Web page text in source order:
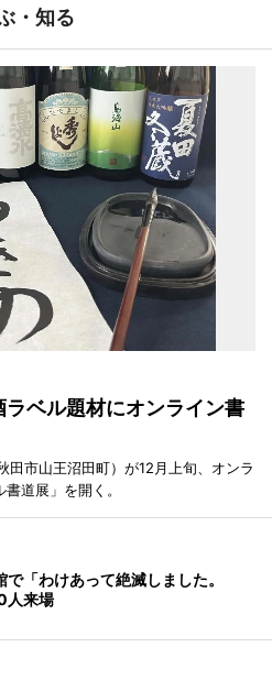
・知る
ベル題材にオンライン書
田市山王沼田町）が12月上旬、オンラ
道展」を開く。
「わけあって絶滅しました。
来場